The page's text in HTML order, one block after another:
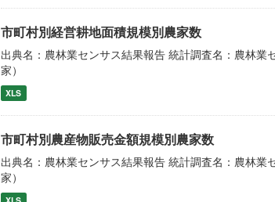
市町村別経営耕地面積規模別農家数
出典名：農林業センサス結果報告 統計調査名：農林
家）
XLS
市町村別農産物販売金額規模別農家数
出典名：農林業センサス結果報告 統計調査名：農林
家）